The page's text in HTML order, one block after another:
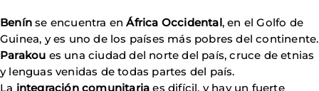
Benín se encuentra en África Occidental, en el Golfo de
Guinea, y es uno de los países más pobres del continente.
Parakou es una ciudad del norte del país, cruce de etnias
y lenguas venidas de todas partes del país.
La integración comunitaria es difícil, y hay un fuerte